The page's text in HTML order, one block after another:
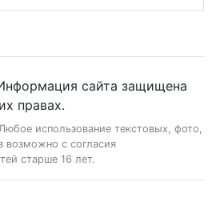
сайта защищена
правах.
использование текстовых, фото,
возможно с согласия
старше 16 лет.